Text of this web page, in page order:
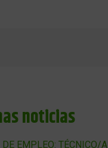
noticias
DE EMPLEO: TÉCNICO/A